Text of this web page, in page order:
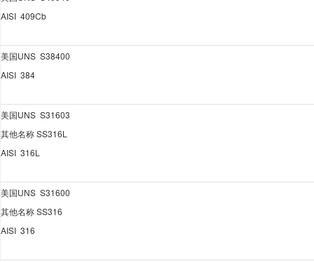
AISI 409Cb
美国UNS S38400
AISI 384
美国UNS S31603
其他名称SS316L
AISI 316L
美国UNS S31600
其他名称SS316
AISI 316